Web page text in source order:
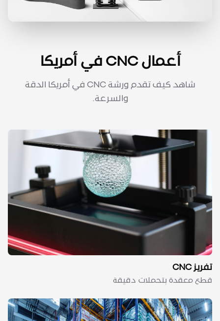
أعمال CNC في أمريكا
شاهد كيف تقدم ورشة CNC في أمريكا الدقة
والسرعة.
تفريز CNC
قطع معقدة بتحملات دقيقة